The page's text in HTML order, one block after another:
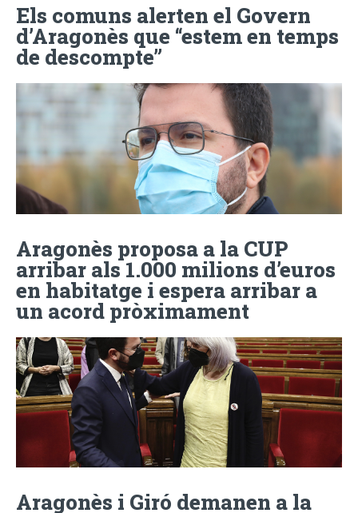
Els comuns alerten el Govern
d’Aragonès que “estem en temps
de descompte”
Aragonès proposa a la CUP
arribar als 1.000 milions d’euros
en habitatge i espera arribar a
un acord pròximament
Aragonès i Giró demanen a la